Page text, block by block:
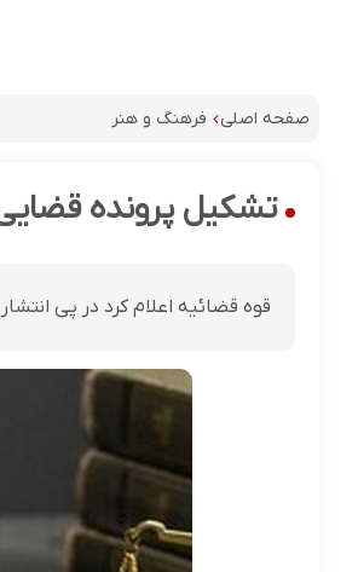
صفحه اصلی فرهنگ و هنر
تشکیل پرونده قضایی
قوه قضائیه اعلام کرد در پی